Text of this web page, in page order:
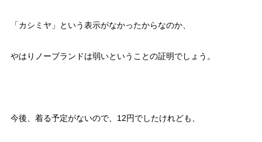
「カシミヤ」という表示がなかったからなのか、
やはりノーブランドは弱いということの証明でしょう。
今後、着る予定がないので、12円でしたけれども、